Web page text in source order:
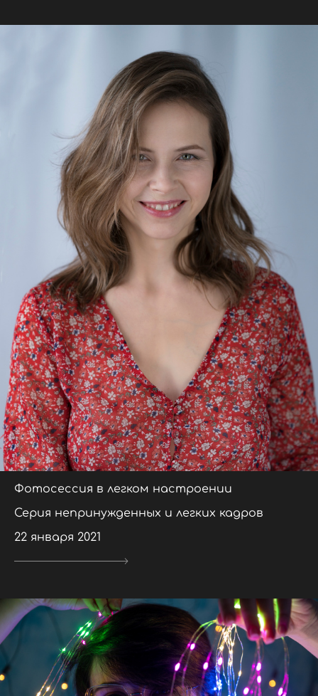
Фотосессия в легком настроении
Серия непринужденных и легких кадров
22 января 2021